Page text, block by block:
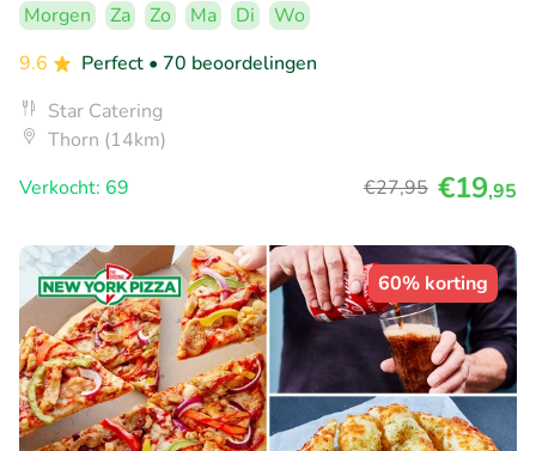
Morgen Za Zo Ma Di
Wo
9.6
Perfect • 70 beoordelingen
Star Catering
Thorn (14km)
Verkocht: 69
€27,95 €19,95
60% korting